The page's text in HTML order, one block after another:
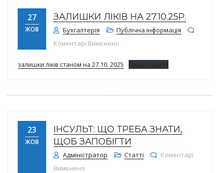
27
ЖОВ
ЗАЛИШКИ ЛІКІВ НА 27.10.25Р.
Бухгалтерія
Публічна інформація
Коментарі Вимкнено
залишки ліків станом на 27.10. 2025 Завантажити
23
ЖОВ
ІНСУЛЬТ: ЩО ТРЕБА ЗНАТИ,
ЩОБ ЗАПОБІГТИ
Адміністратор Статті
Коментарі
Вимкнено